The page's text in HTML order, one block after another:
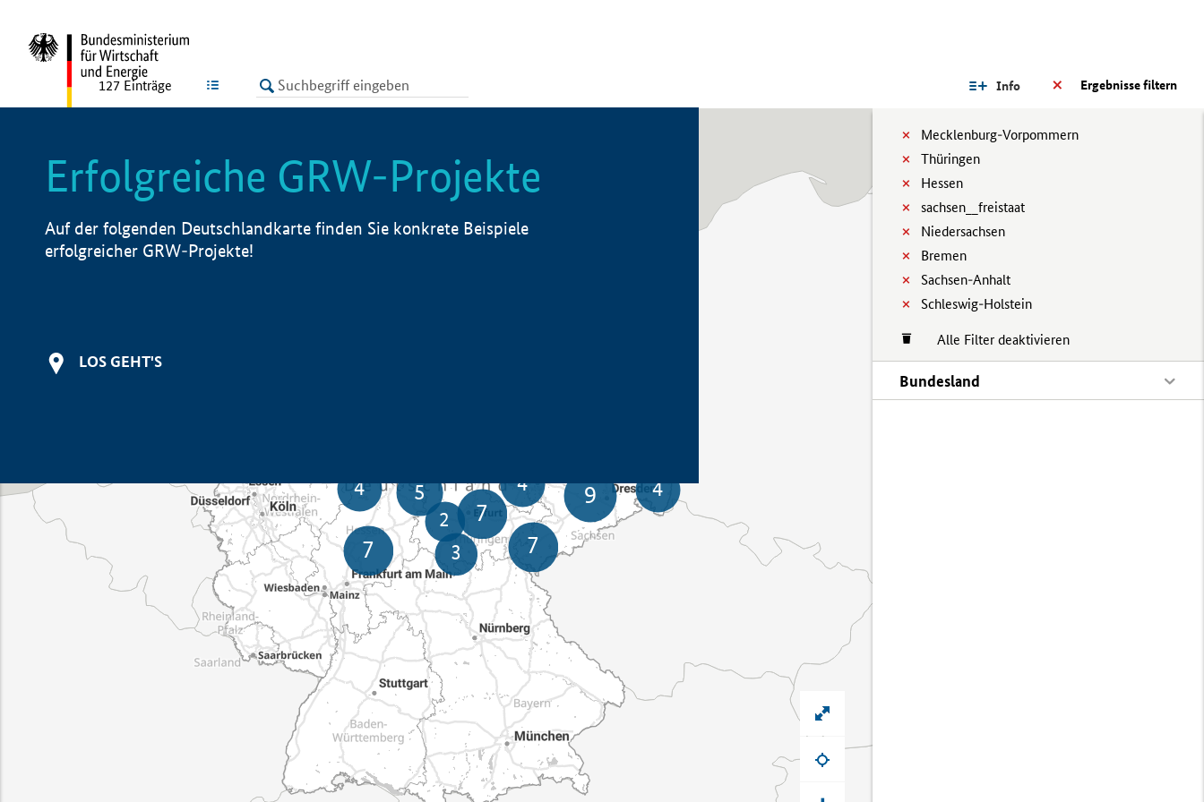
LISTE Ergebnisse filtern
Info
Mecklenburg-Vorpommern
Thüringen
Hessen
sachsen__freistaat
Niedersachsen
Bremen
Sachsen-Anhalt
Schleswig-Holstein
Alle Filter deaktivieren
Bundesland
127 Einträge
Erfolgreiche GRW-Projekte
Auf der folgenden Deutschlandkarte finden Sie konkrete Beispiele
erfolgreicher GRW-Projekte!
LOS GEHT'S